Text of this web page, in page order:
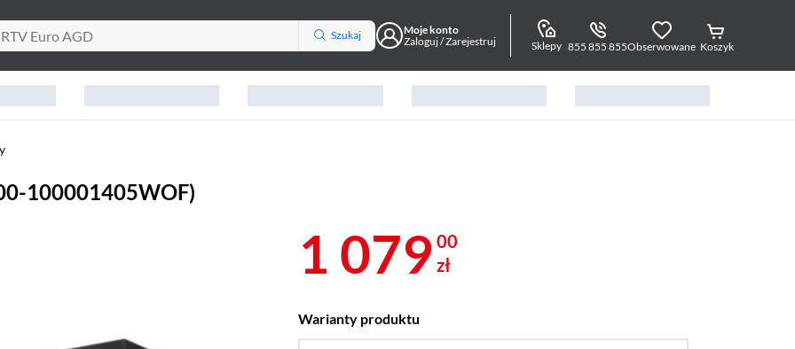
Szukaj
Moje konto
Zaloguj / Zarejestruj
Sklepy 855 855 855Obserwowane Koszyk
100001405WOF)
1 079 00
zł
Warianty produktu